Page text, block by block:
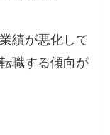
績が悪化して
職する傾向が